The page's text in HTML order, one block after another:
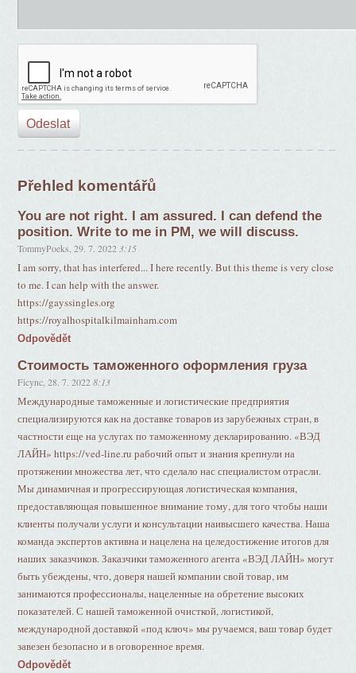
Přehled komentářů
You are not right. I am assured. I can defend the
position. Write to me in PM, we will discuss.
TommyPoeks ,29. 7. 2022 3:15
I am sorry, that has interfered... I here recently. But this theme is very close
to me. I can help with the answer.
https://gayssingles.org
https://royalhospitalkilmainham.com
Odpovědět
Стоимость таможенного оформления груза
Ficync ,28. 7. 2022 8:13
Международные таможенные и логистические предприятия
специализируются как на доставке товаров из зарубежных стран, в
частности еще на услугах по таможенному декларированию. «ВЭД
ЛАЙН» https://ved-line.ru рабочий опыт и знания крепнули на
протяжении множества лет, что сделало нас специалистом отрасли.
Мы динамичная и прогрессирующая логистическая компания,
предоставляющая повышенное внимание тому, для того чтобы наши
клиенты получали услуги и консультации наивысшего качества. Наша
команда экспертов активна и нацелена на целедостижение итогов для
наших заказчиков. Заказчики таможенного агента «ВЭД ЛАЙН» могут
быть убеждены, что, доверя нашей компании свой товар, им
занимаются профессионалы, нацеленные на обретение высоких
показателей. С нашей таможенной очисткой, логистикой,
международной доставкой «под ключ» мы ручаемся, ваш товар будет
завезен безопасно и в оговоренное время.
Odpovědět